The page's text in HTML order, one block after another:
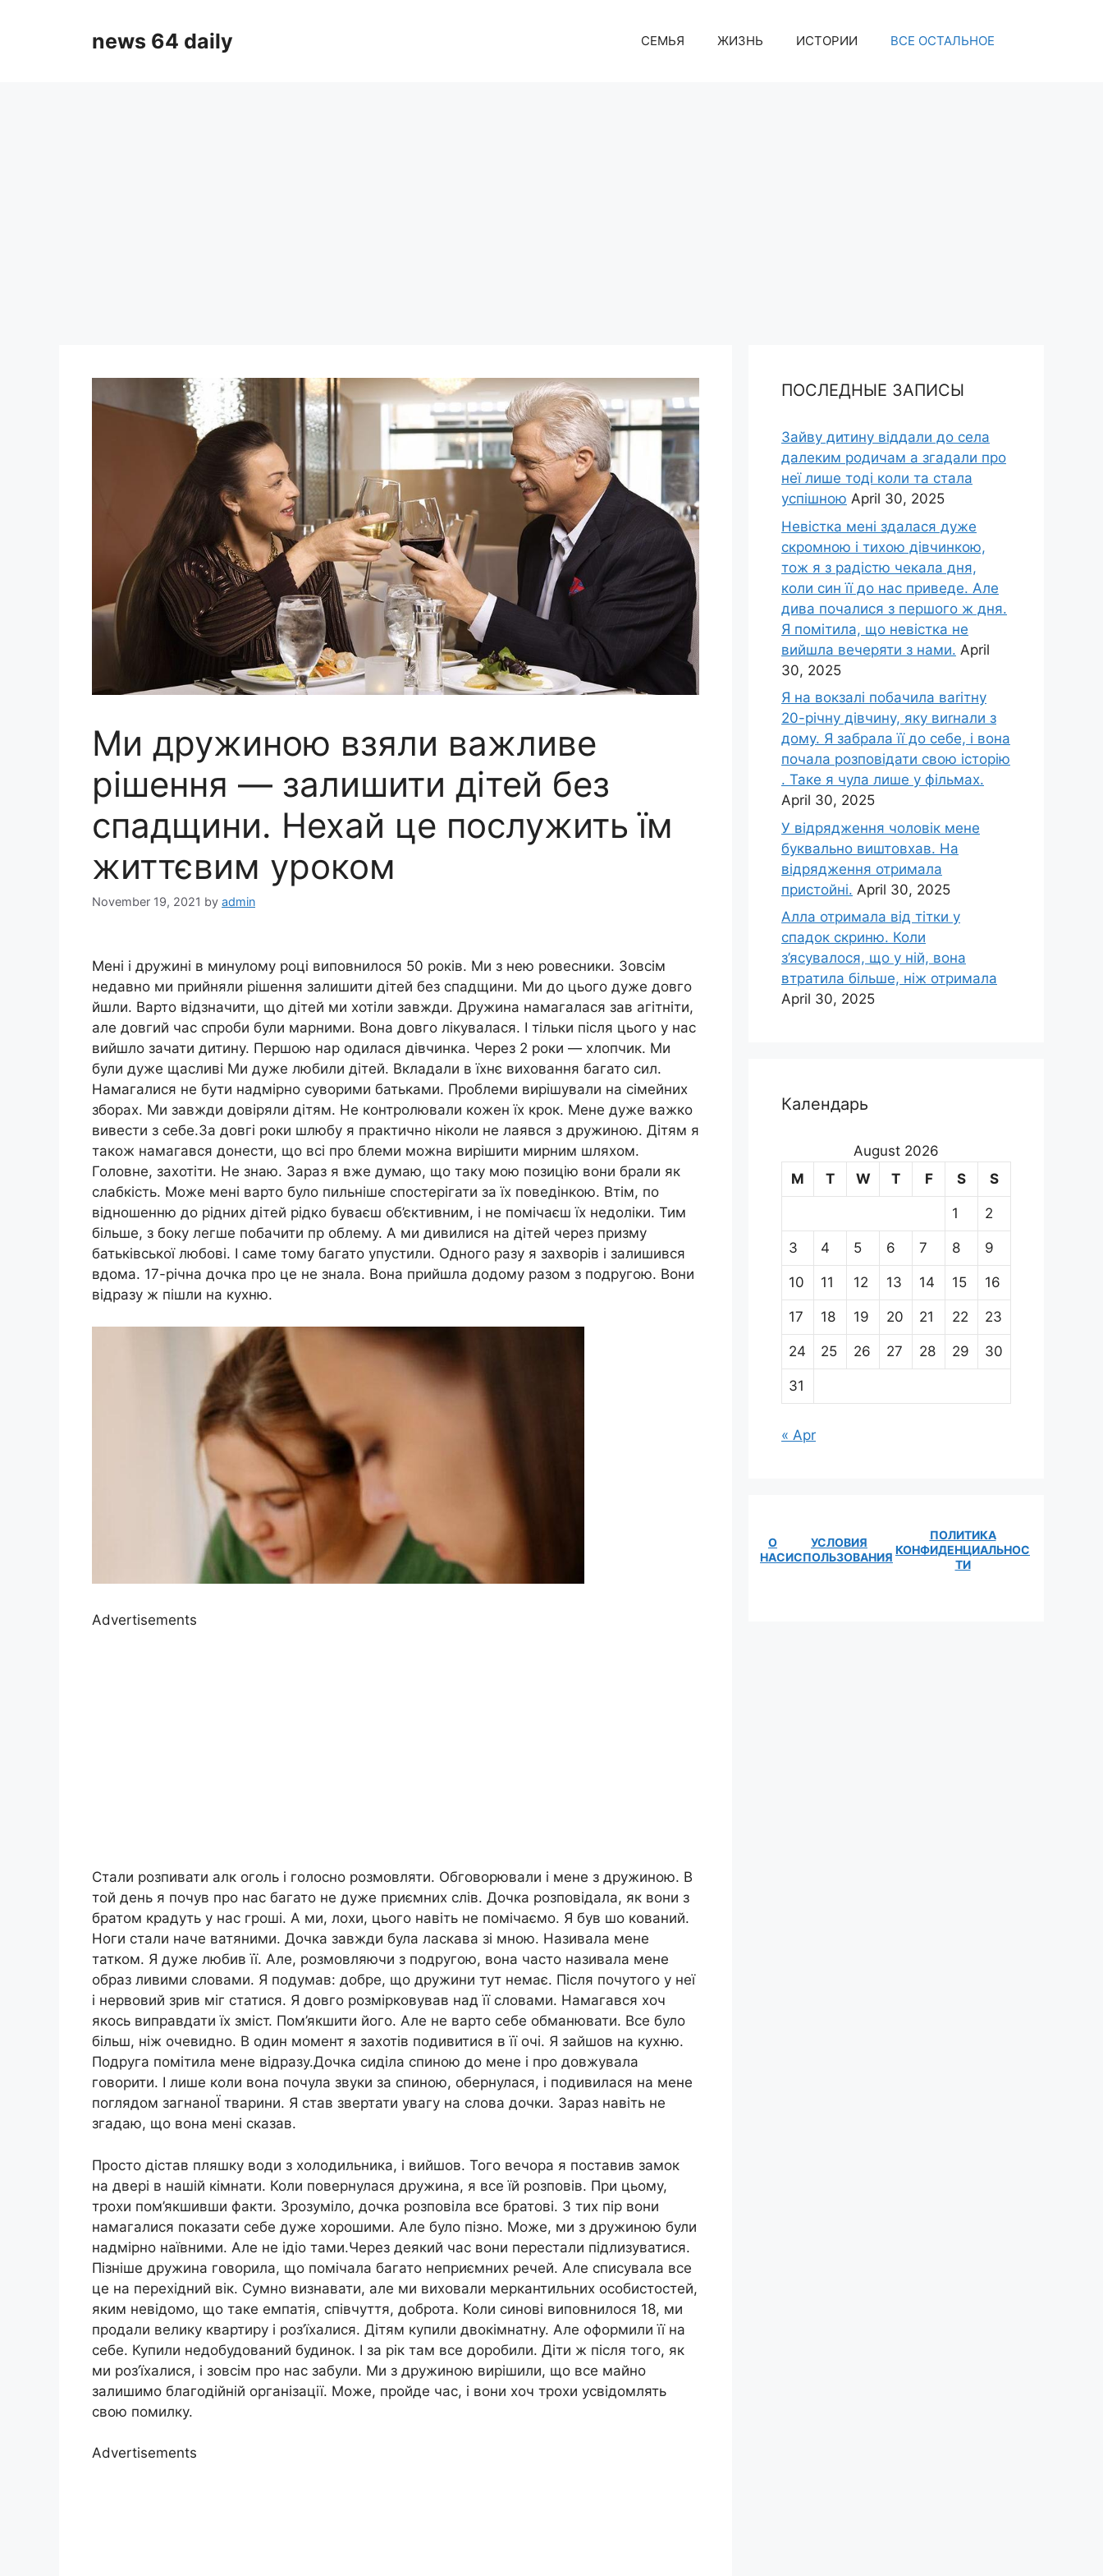
news 64 daily СЕМЬЯ ЖИЗНЬ ИСТОРИИ ВСЕ ОСТАЛЬНОЕ
Ми дружиною взяли важливе
рішення — залишити дітей без
спадщини. Нехай це послужить їм
життєвим уроком
November 19, 2021 by admin
Мені і дружині в минулому році виповнилося 50 років. Ми з нею ровесники. Зовсім
недавно ми прийняли рішення залишити дітей без спадщини. Ми до цього дуже довго
йшли. Варто відзначити, що дітей ми хотіли завжди. Дружина намагалася зав агітніти,
але довгий час спроби були марними. Вона довго лікувалася. І тільки після цього у нас
вийшло зачати дитину. Першою нар одилася дівчинка. Через 2 роки — хлопчик. Ми
були дуже щасливі Ми дуже любили дітей. Вкладали в їхнє виховання багато сил.
Намагалися не бути надмірно суворими батьками. Проблеми вирішували на сімейних
зборах. Ми завжди довіряли дітям. Не контролювали кожен їх крок. Мене дуже важко
вивести з себе.За довгі роки шлюбу я практично ніколи не лаявся з дружиною. Дітям я
також намагався донести, що всі про блеми можна вирішити мирним шляхом.
Головне, захотіти. Не знаю. Зараз я вже думаю, що таку мою позицію вони брали як
слабкість. Може мені варто було пильніше спостерігати за їх поведінкою. Втім, по
відношенню до рідних дітей рідко буваєш об’єктивним, і не помічаєш їх недоліки. Тим
більше, з боку легше побачити пр облему. А ми дивилися на дітей через призму
батьківської любові. І саме тому багато упустили. Одного разу я захворів і залишився
вдома. 17-річна дочка про це не знала. Вона прийшла додому разом з подругою. Вони
відразу ж пішли на кухню.
Advertisements
Стали розпивати алк оголь і голосно розмовляти. Обговорювали і мене з дружиною. В
той день я почув про нас багато не дуже приємних слів. Дочка розповідала, як вони з
братом крадуть у нас гроші. А ми, лохи, цього навіть не помічаємо. Я був шо кований.
Ноги стали наче ватяними. Дочка завжди була ласкава зі мною. Називала мене
татком. Я дуже любив її. Але, розмовляючи з подругою, вона часто називала мене
образ ливими словами. Я подумав: добре, що дружини тут немає. Після почутого у неї
і нервовий зрив міг статися. Я довго розмірковував над її словами. Намагався хоч
якось виправдати їх зміст. Пом’якшити його. Але не варто себе обманювати. Все було
більш, ніж очевидно. В один момент я захотів подивитися в її очі. Я зайшов на кухню.
Подруга помітила мене відразу.Дочка сиділа спиною до мене і про довжувала
говорити. І лише коли вона почула звуки за спиною, обернулася, і подивилася на мене
поглядом загнаноЇ тварини. Я став звертати увагу на слова дочки. Зараз навіть не
згадаю, що вона мені сказав.
Просто дістав пляшку води з холодильника, і вийшов. Того вечора я поставив замок
на двері в нашій кімнати. Коли повернулася дружина, я все їй розповів. При цьому,
трохи пом’якшивши факти. Зрозуміло, дочка розповіла все братові. З тих пір вони
намагалися показати себе дуже хорошими. Але було пізно. Може, ми з дружиною були
надмірно наївними. Але не ідіо тами.Через деякий час вони перестали підлизуватися.
Пізніше дружина говорила, що помічала багато неприємних речей. Але списувала все
це на перехідний вік. Сумно визнавати, але ми виховали меркантильних особистостей,
яким невідомо, що таке емпатія, співчуття, доброта. Коли синові виповнилося 18, ми
продали велику квартиру і роз’їхалися. Дітям купили двокімнатну. Але оформили її на
себе. Купили недобудований будинок. І за рік там все доробили. Діти ж після того, як
ми роз’їхалися, і зовсім про нас забули. Ми з дружиною вирішили, що все майно
залишимо благодійній організації. Може, пройде час, і вони хоч трохи усвідомлять
свою помилку.
Advertisements
ПОСЛЕДНЫЕ ЗАПИСЫ
Зайву дитину віддали до села
далеким родичам а згадали про
неї лише тоді коли та стала
успішною April 30, 2025
Невістка мені здалася дуже
скромною і тихою дівчинкою,
тож я з радістю чекала дня,
коли син її до нас приведе. Але
дива почалися з першого ж дня.
Я помітила, що невістка не
вийшла вечеряти з нами. April
30, 2025
Я на вокзалі побачила ваrітну
20-річну дівчину, яку виrнали з
дому. Я забрала її до себе, і вона
почала розповідати свою історію
. Таке я чула лише у фільмах.
April 30, 2025
У відрядження чоловік мене
буквально виштовхав. На
відрядження отримала
пристойні. April 30, 2025
Алла отримала від тітки у
спадок скриню. Коли
з’ясувалося, що у ній, вона
втратила більше, ніж отримала
April 30, 2025
Календарь
August 2026
M
T W T F S S
1 2
3 4 5 6 7 8 9
10 11 12 13 14 15 16
17 18 19 20 21 22 23
24 25 26 27 28 29 30
31
« Apr
О
НАС
УСЛОВИЯ
ИСПОЛЬЗОВАНИЯ
ПОЛИТИКА
КОНФИДЕНЦИАЛЬНОС
ТИ